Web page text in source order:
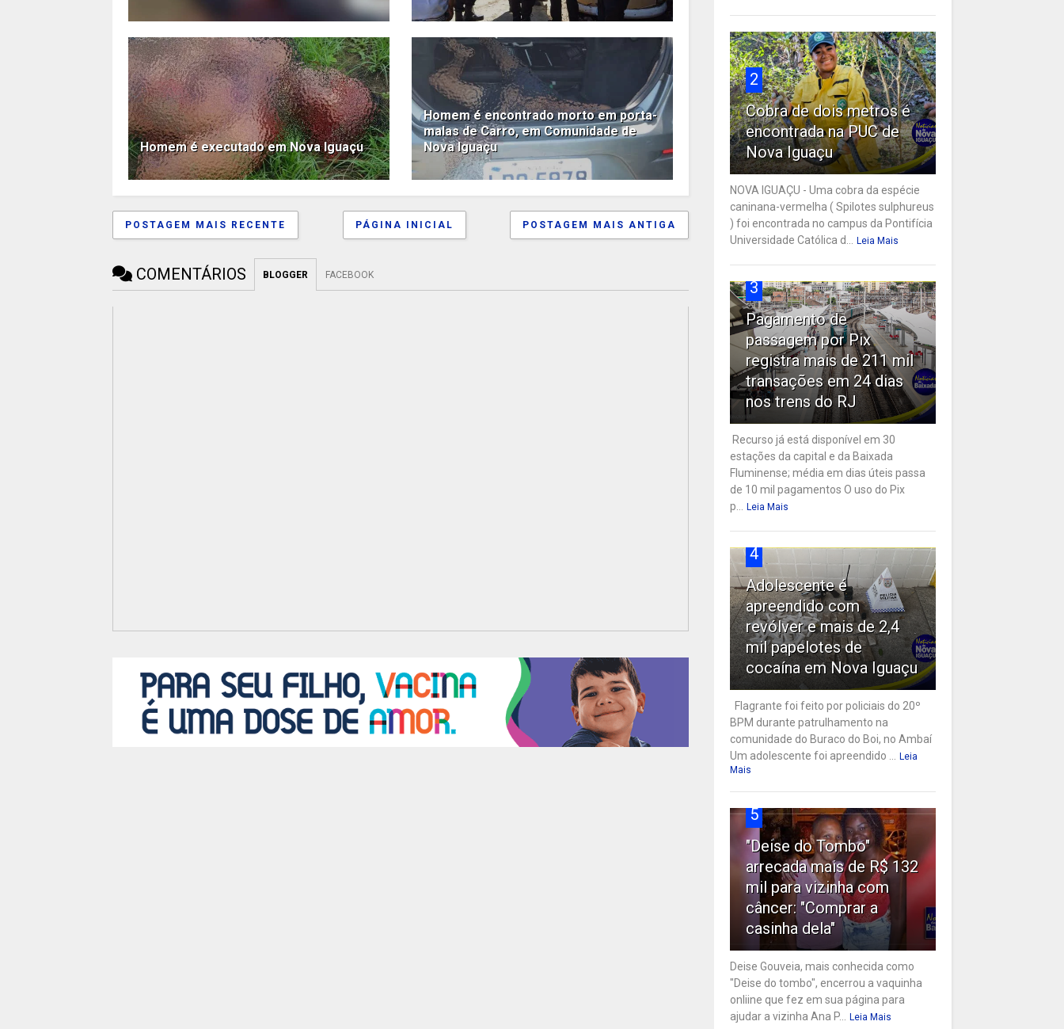
Homem é executado em Nova Iguaçu
Homem é encontrado morto em porta-
malas de Carro, em Comunidade de
Nova Iguaçu
POSTAGEM MAIS RECENTE POSTAGEM MAIS ANTIGA
PÁGINA INICIAL
COMENTÁRIOS BLOGGER FACEBOOK
2
Cobra de dois metros é
encontrada na PUC de
Nova Iguaçu
NOVA IGUAÇU - Uma cobra da espécie
caninana-vermelha ( Spilotes sulphureus
) foi encontrada no campus da Pontifícia
Universidade Católica d...
Leia Mais
3
Pagamento de
passagem por Pix
registra mais de 211 mil
transações em 24 dias
nos trens do RJ
Recurso já está disponível em 30
estações da capital e da Baixada
Fluminense; média em dias úteis passa
de 10 mil pagamentos O uso do Pix
p...
Leia Mais
4
Adolescente é
apreendido com
revólver e mais de 2,4
mil papelotes de
cocaína em Nova Iguaçu
Flagrante foi feito por policiais do 20º
BPM durante patrulhamento na
comunidade do Buraco do Boi, no Ambaí
Um adolescente foi apreendido ...
Leia
Mais
5
"Deise do Tombo"
arrecada mais de R$ 132
mil para vizinha com
câncer: "Comprar a
casinha dela"
Deise Gouveia, mais conhecida como
"Deise do tombo", encerrou a vaquinha
onliine que fez em sua página para
ajudar a vizinha Ana P...
Leia Mais